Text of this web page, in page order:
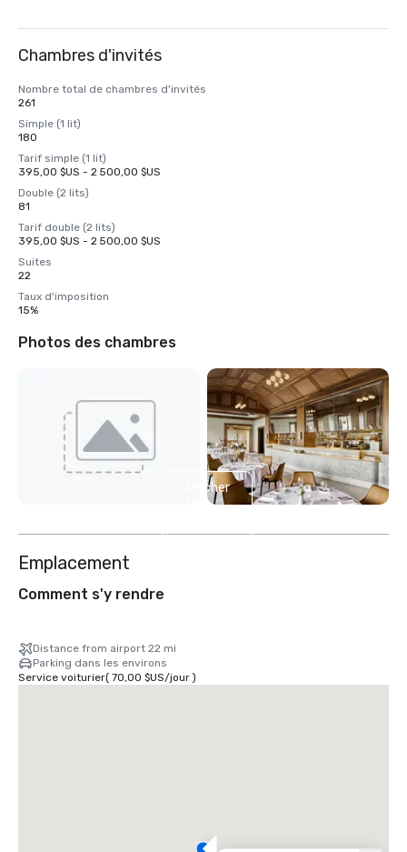
Chambres d'invités
Nombre total de chambres d'invités
261
Simple (1 lit)
180
Tarif simple (1 lit)
395,00 $US - 2 500,00 $US
Double (2 lits)
81
Tarif double (2 lits)
395,00 $US - 2 500,00 $US
Suites
22
Taux d'imposition
15%
Photos des chambres
Afficher
Emplacement
Comment s'y rendre
Distance from airport 22 mi
Parking dans les environs
Service voiturier( 70,00 $US/jour)